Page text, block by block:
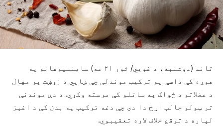
تاند (دوشنبه، د غويي/ ثور ۲۱ مه) ساینسپوهانو په
هوږه کې داسې یو ترکیب موندلی چې ښايي د زړښت پر مهال
د عضلاتو د ځواک په ساتلو کې مرسته وکړي. د دې موندنې
تر ټولو جالب اړخ دا دی چې دغه ترکیب په بدن کې د اغېز
لپاره د توقع خلاف لاره تعقیبوي.